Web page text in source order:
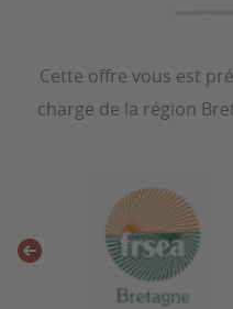
Cette offre vous est
charge de la région